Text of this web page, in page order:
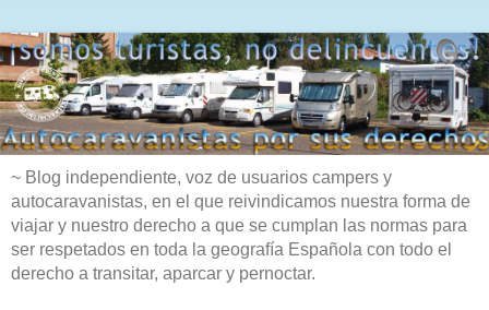
~ Blog independiente, voz de usuarios campers y
autocaravanistas, en el que reivindicamos nuestra forma de
viajar y nuestro derecho a que se cumplan las normas para
ser respetados en toda la geografía Española con todo el
derecho a transitar, aparcar y pernoctar.